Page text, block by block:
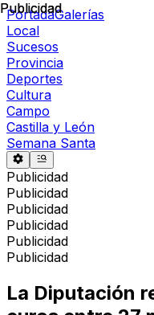
PortadaGalerías
Local
Sucesos
Provincia
Deportes
Cultura
Campo
Castilla y León
Semana Santa
Publicidad
Publicidad
Publicidad
Publicidad
Publicidad
Publicidad
Publicidad
La Diputación
Publicidad